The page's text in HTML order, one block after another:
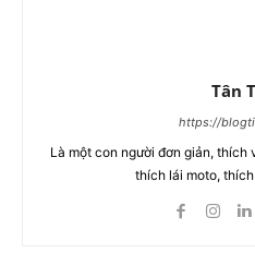
Tân
https://
Là một con người đơn giản, thích
thích lái moto,